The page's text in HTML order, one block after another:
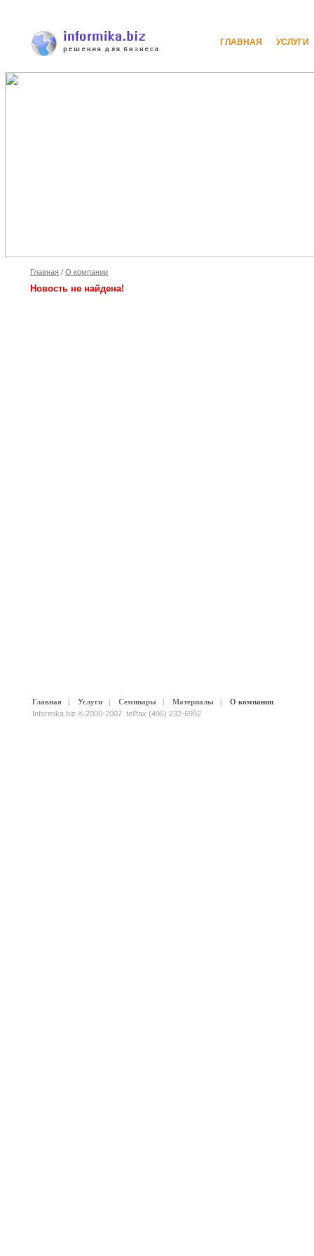
ГЛАВНАЯ УСЛУГИ
Главная / О компании
Новость не найдена!
Главная | Услуги | Семинары | Материалы | О компании
Informika.biz © 2000-2007. tel/fax (495) 232-6992